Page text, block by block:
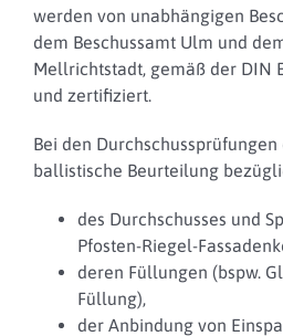
werden von unabhängigen
dem Beschussamt Ulm und
Mellrichtstadt, gemäß der DIN
und zertifiziert.
Bei den
ballistische Beurteilung
des Durchschusses und
Pfosten-Riegel-
deren Füllungen (bspw.
Füllung),
der Anbindung von